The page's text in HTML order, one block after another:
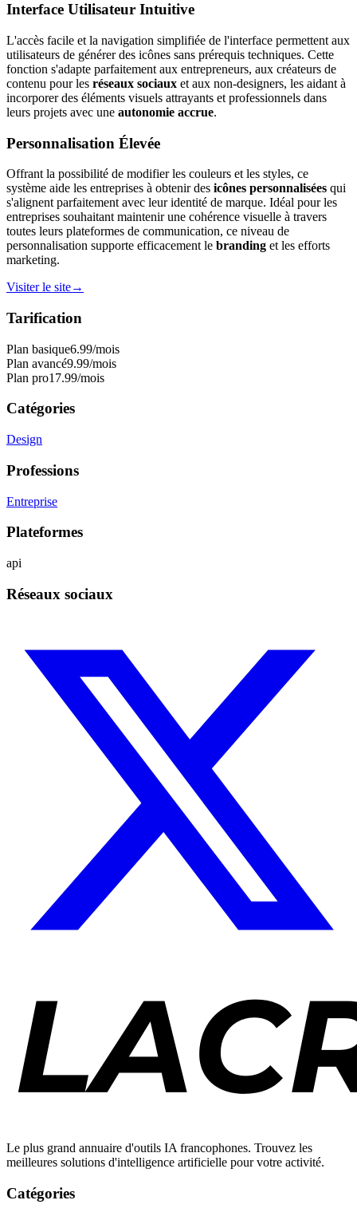
Interface Utilisateur Intuitive
L'accès facile et la navigation simplifiée de l'interface permettent aux
utilisateurs de générer des icônes sans prérequis techniques. Cette
fonction s'adapte parfaitement aux entrepreneurs, aux créateurs de
contenu pour les réseaux sociaux et aux non-designers, les aidant à
incorporer des éléments visuels attrayants et professionnels dans
leurs projets avec une autonomie accrue.
Personnalisation Élevée
Offrant la possibilité de modifier les couleurs et les styles, ce
système aide les entreprises à obtenir des icônes personnalisées qui
s'alignent parfaitement avec leur identité de marque. Idéal pour les
entreprises souhaitant maintenir une cohérence visuelle à travers
toutes leurs plateformes de communication, ce niveau de
personnalisation supporte efficacement le branding et les efforts
marketing.
Visiter le site→
Tarification
Plan basique6.99/mois
Plan avancé9.99/mois
Plan pro17.99/mois
Catégories
Design
Professions
Entreprise
Plateformes
api
Réseaux sociaux
Le plus grand annuaire d'outils IA francophones. Trouvez les
meilleures solutions d'intelligence artificielle pour votre activité.
Catégories